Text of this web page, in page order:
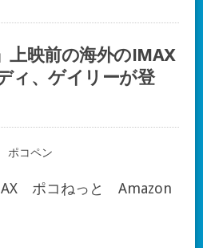
上映前の海外のIMAX
ィ、ゲイリーが登
ポコペン